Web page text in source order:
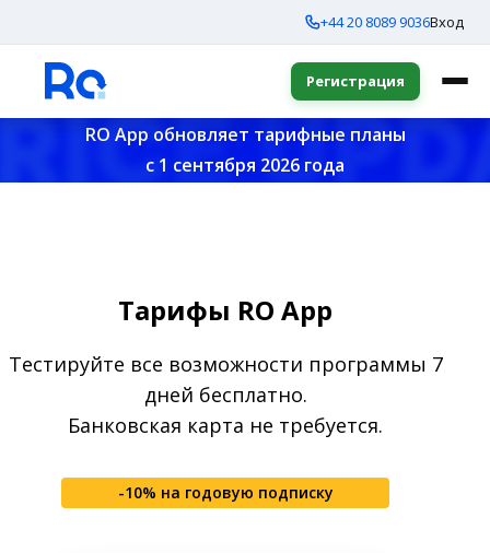
+44 20 8089 9036Вход
Регистрация
RO App обновляет тарифные планы
с 1 сентября 2026 года
Тарифы RO App
Тестируйте все возможности программы 7
дней бесплатно.
Банковская карта не требуется.
-10% на годовую подписку